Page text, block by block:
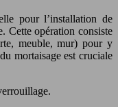
pour l’installation de
Cette opération consiste
meuble, mur) pour y
mortaisage est cruciale